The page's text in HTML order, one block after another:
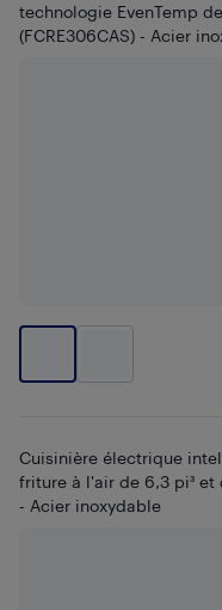
technologie EvenTemp
(FCRE306CAS) - Acier
Cuisinière électrique
friture à l'air de 6,3 pi³ et
- Acier inoxydable